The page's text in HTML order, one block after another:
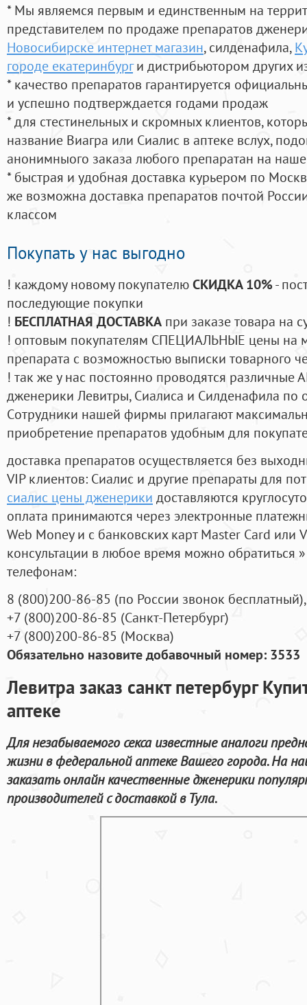
* Мы являемся первым и единственным на
представителем по продаже препаратов
Новосибирске интернет магазин, силденафила,
городе екатеринбурги дистрибьютором других
* качество препаратов гарантируется
и успешно подтверждается годами продаж
* для стестинельных и скромных клиентов,
название Виагра или Сиалис в аптеке вслух,
анонимныого заказа любого препаратан на
* быстрая и удобная доставка курьером по
же возможна доставка препаратов почтой
классом
Покупать у нас выгодно
! каждому новому покупателюСКИДКА 10%-
последующие покупки
! БЕСПЛАТНАЯ ДОСТАВКА при заказе товара на
! оптовым покупателям СПЕЦИАЛЬНЫЕ цены на
препарата с возможностью выписки товарного
! так же у нас постоянно проводятся
дженерики Левитры, Сиалиса и Силденафила по
Cотрудники нашей фирмы прилагают
приобретение препаратов удобным для
доставка препаратов осуществляется без
VIP клиентов: Сиалис и другие препараты для
сиалис цены дженерики доставляются
оплата принимаются через электронные
Web Money и с банковских карт Master Card или
консультации в любое время можно обратиться
телефонам:
8 (800)200-86-85 (по России звонок бесплатный),
+7 (800)200-86-85 (Санкт-Петербург)
+7 (800)200-86-85 (Москва)
Обязательно назовите добавочный номер: 3533
Левитра заказ санкт петербург
аптеке
Для незабываемого секса известные аналоги
жизни в федеральной аптеке Вашего города. На
заказать онлайн качественные дженерики
производителей с доставкой в Тула.